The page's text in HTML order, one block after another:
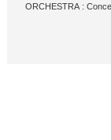
ORCHESTRA :